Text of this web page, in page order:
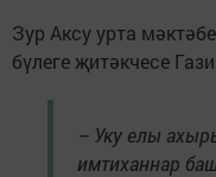
Зур Аксу урта
бүлеге җитәкчесе
– Уку елы
имтиханнар